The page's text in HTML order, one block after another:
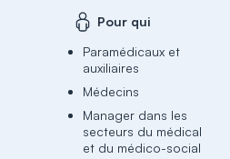
Pour qui
Paramédicaux et
auxiliaires
Médecins
Manager dans les
secteurs du médical
et du médico-social